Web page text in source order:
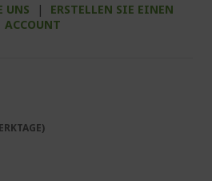
UNS |
ERSTELLEN SIE EINEN
ACCOUNT